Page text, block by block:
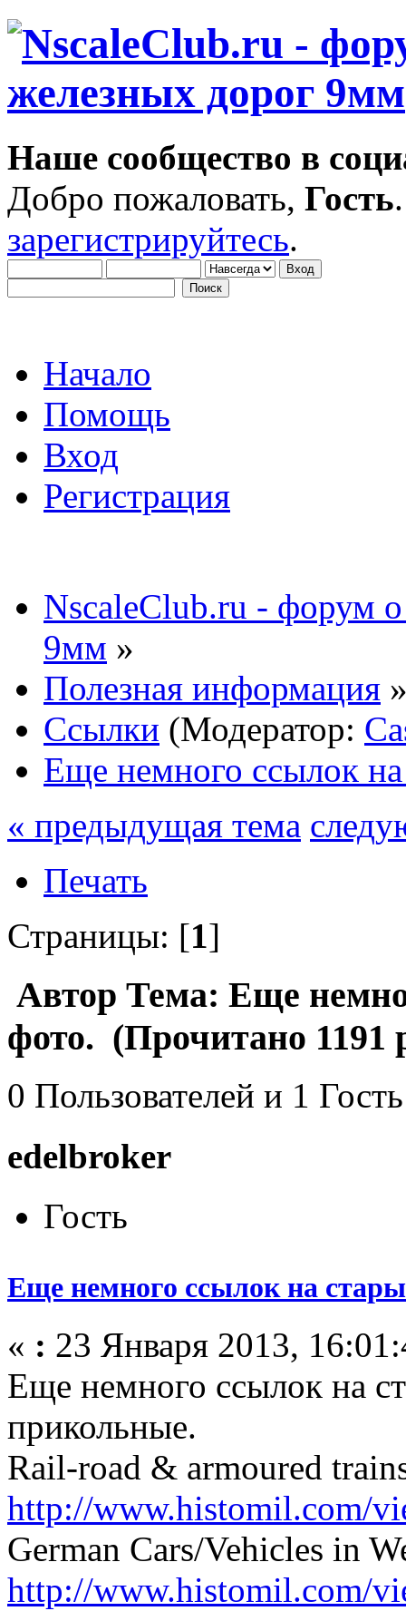
Наше сообщество в
Добро пожаловать, Гость
зарегистрируйтесь.
Начало
Помощь
Вход
Регистрация
NscaleClub.ru - форум
9мм »
Полезная информация
Ссылки (Модератор:
Еще немного ссылок
« предыдущая тема
Печать
Страницы: [1]
Автор Тема: Еще
фото. (Прочитано 1191
0 Пользователей и 1
edelbroker
Гость
Еще немного ссылок на
« : 23 Января 2013,
Еще немного ссылок на
прикольные.
Rail-road & armoured
http://www.histomil.com/
German Cars/Vehicles in
http://www.histomil.com/